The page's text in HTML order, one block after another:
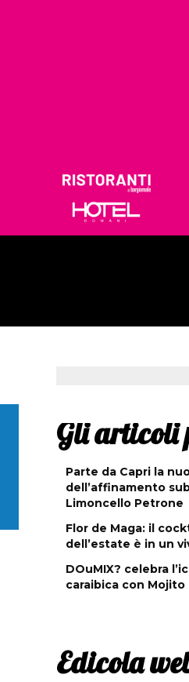
Gli articoli
Parte da Capri la
dell’affinamento
Limoncello Petrone
Flor de Maga: il
dell’estate è in un
DOuMIX? celebra
caraibica con
Edicola